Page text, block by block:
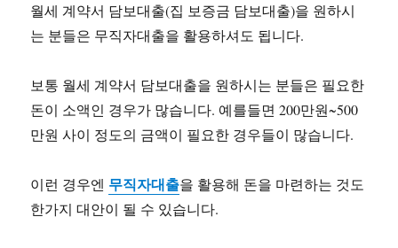
월세 계약서 담보대출(집 보증금 담보대출)을 원하시
는 분들은 무직자대출을 활용하셔도 됩니다.
보통 월세 계약서 담보대출을 원하시는 분들은 필요한
돈이 소액인 경우가 많습니다. 예를들면 200만원~500
만원 사이 정도의 금액이 필요한 경우들이 많습니다.
이런 경우엔 무직자대출을 활용해 돈을 마련하는 것도
한가지 대안이 될 수 있습니다.